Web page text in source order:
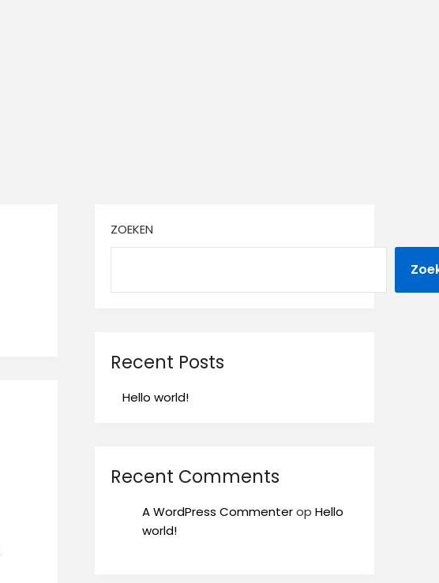
ZOEKEN
Recent Posts
Hello world!
Recent Comments
A WordPress Commenterop Hello
world!